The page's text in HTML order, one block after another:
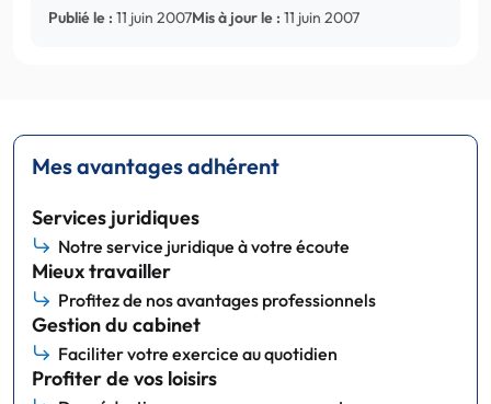
Publié le : 11 juin 2007Mis à jour le : 11 juin 2007
Mes avantages adhérent
Services juridiques
Notre service juridique à votre écoute
Mieux travailler
Profitez de nos avantages professionnels
Gestion du cabinet
Faciliter votre exercice au quotidien
Profiter de vos loisirs